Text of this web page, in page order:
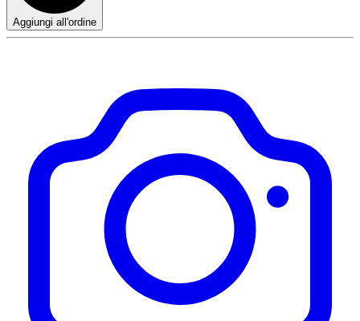
Aggiungi all'ordine